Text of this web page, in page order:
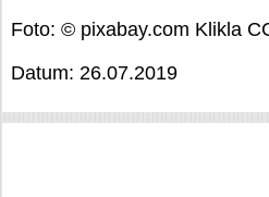
Foto: © pixabay.com Klikla
Datum: 26.07.2019